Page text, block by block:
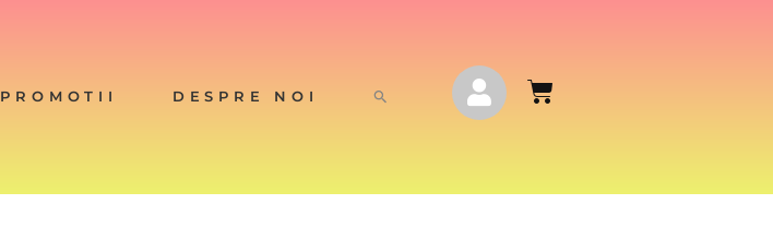
PROMOTII DESPRE NOI